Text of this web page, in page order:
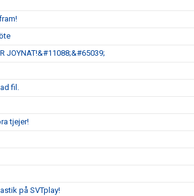
JOYNAT!&#11088;&#65039;
fil.
tjejer!
på SVTplay!